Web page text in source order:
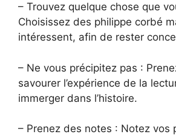
– Trouvez quelque chose que
Choisissez des philippe corbé
intéressent, afin de rester
– Ne vous précipitez pas :
savourer l’expérience de la
immerger dans l’histoire.
– Prenez des notes : Notez vos